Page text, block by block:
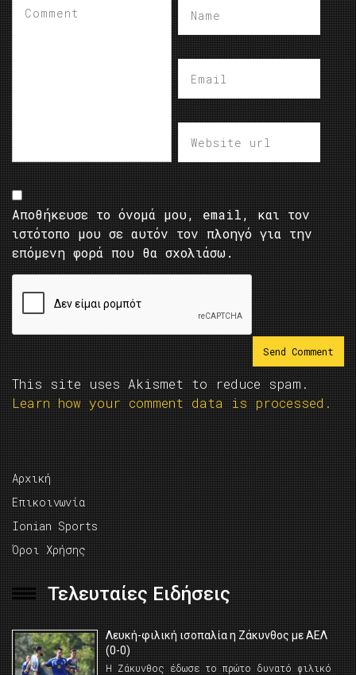
Αποθήκευσε το όνομά μου, email, και τον
ιστότοπο μου σε αυτόν τον πλοηγό για την
επόμενη φορά που θα σχολιάσω.
This site uses Akismet to reduce spam.
Learn how your comment data is processed.
Αρχική
Επικοινωνία
Ionian Sports
Όροι Χρήσης
Τελευταίες Ειδήσεις
Λευκή-φιλική ισοπαλία η Ζάκυνθος με ΑΕΛ
(0-0)
Η Ζάκυνθος έδωσε το πρώτο δυνατό φιλικό